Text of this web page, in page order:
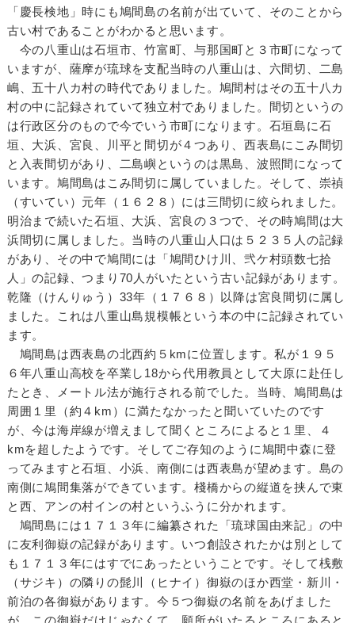
「慶長検地」時にも鳩間島の名前が出ていて、そのことから
古い村であることがわかると思います。
今の八重山は石垣市、竹富町、与那国町と３市町になって
いますが、薩摩が琉球を支配当時の八重山は、六間切、二島
嶋、五十八カ村の時代でありました。鳩間村はその五十八カ
村の中に記録されていて独立村でありました。間切というの
は行政区分のもので今でいう市町になります。石垣島に石
垣、大浜、宮良、川平と間切が４つあり、西表島にこみ間切
と入表間切があり、二島嶼というのは黒島、波照間になって
います。鳩間島はこみ間切に属していました。そして、崇禎
（すいてい）元年（１６２８）には三間切に絞られました。
明治まで続いた石垣、大浜、宮良の３つで、その時鳩間は大
浜間切に属しました。当時の八重山人口は５２３５人の記録
があり、その中で鳩間には「鳩間ひけ川、弐ケ村頭数七拾
人」の記録、つまり70人がいたという古い記録があります。
乾隆（けんりゅう）33年（１７６８）以降は宮良間切に属し
ました。これは八重山島規模帳という本の中に記録されてい
ます。
鳩間島は西表島の北西約５kmに位置します。私が１９５
６年八重山高校を卒業し18から代用教員として大原に赴任し
たとき、メートル法が施行される前でした。当時、鳩間島は
周囲１里（約４km）に満たなかったと聞いていたのです
が、今は海岸線が増えまして聞くところによると１里、４
kmを超したようです。そしてご存知のように鳩間中森に登
ってみますと石垣、小浜、南側には西表島が望めます。島の
南側に鳩間集落ができています。棧橋からの縦道を挟んで東
と西、アンの村インの村というふうに分かれます。
鳩間島には１７１３年に編纂された「琉球国由来記」の中
に友利御嶽の記録があります。いつ創設されたかは別として
も１７１３年にはすでにあったということです。そして桟敷
（サジキ）の隣りの髭川（ヒナイ）御嶽のほか西堂・新川・
前泊の各御嶽があります。今５つ御嶽の名前をあげました
が、この御嶽だけじゃなくて、願所がいたるところにあると